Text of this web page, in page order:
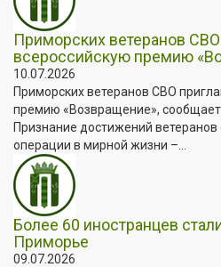
Приморских ветеранов
всероссийскую премию
10.07.2026
Приморских ветеранов СВО
премию «Возвращение»,
Признание достижений
операции в мирной жизни –...
Более 60 иностранцев
Приморье
09.07.2026